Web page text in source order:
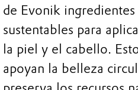
de Evonik
sustentables para
la piel y el cabello.
apoyan la belleza